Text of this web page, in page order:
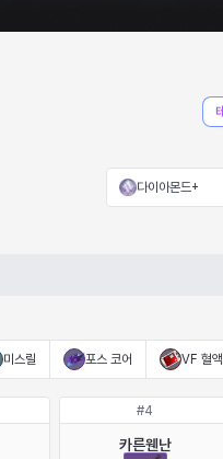
다이아몬드+
미스릴 포스 코어 VF 혈
#4
카른웬난